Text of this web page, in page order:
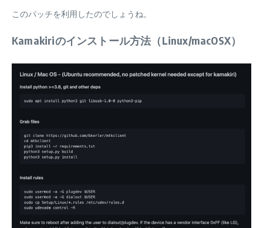
このパッチを利用したのでしょうね。
Kamakiriのインストール方法（Linux/macOSX）